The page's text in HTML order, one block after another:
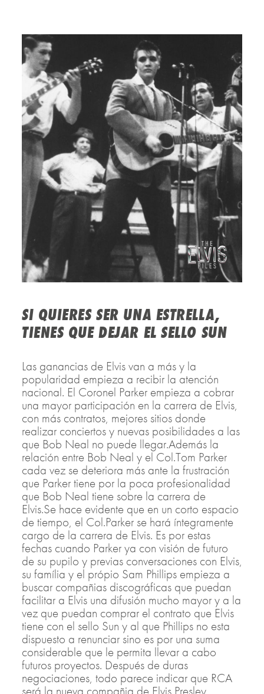
SI QUIERES SER UNA ESTRELLA,
TIENES QUE DEJAR EL SELLO SUN
Las ganancias de Elvis van a más y la
popularidad empieza a recibir la atención
nacional. El Coronel Parker empieza a cobrar
una mayor participación en la carrera de Elvis,
con más contratos, mejores sitios donde
realizar conciertos y nuevas posibilidades a las
que Bob Neal no puede llegar.Además la
relación entre Bob Neal y el Col.Tom Parker
cada vez se deteriora más ante la frustración
que Parker tiene por la poca profesionalidad
que Bob Neal tiene sobre la carrera de
Elvis.Se hace evidente que en un corto espacio
de tiempo, el Col.Parker se hará íntegramente
cargo de la carrera de Elvis. Es por estas
fechas cuando Parker ya con visión de futuro
de su pupilo y previas conversaciones con Elvis,
su família y el própio Sam Phillips empieza a
buscar compañias discográficas que puedan
facilitar a Elvis una difusión mucho mayor y a la
vez que puedan comprar el contrato que Elvis
tiene con el sello Sun y al que Phillips no esta
dispuesto a renunciar sino es por una suma
considerable que le permita llevar a cabo
futuros proyectos. Después de duras
negociaciones, todo parece indicar que RCA